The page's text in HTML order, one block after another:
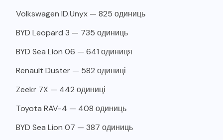
Volkswagen ID.Unyx — 825 одиниць
BYD Leopard 3 — 735 одиниць
BYD Sea Lion 06 — 641 одиниця
Renault Duster — 582 одиниці
Zeekr 7X — 442 одиниці
Toyota RAV-4 — 408 одиниць
BYD Sea Lion 07 — 387 одиниць